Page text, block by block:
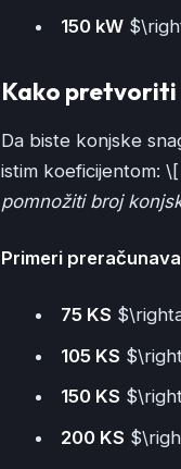
150 kW
Kako pretvoriti
Da biste konjske
istim koeficijentom:
pomnožiti broj
Primeri
75 KS
105 KS
150 KS
200 KS